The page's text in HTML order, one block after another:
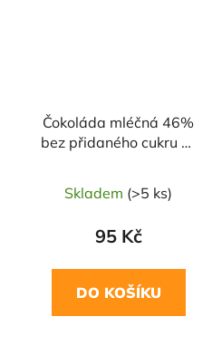
Čokoláda mléčná 46%
bez přidaného cukru se
Skladem (>5 ks)
95 Kč
DO KOŠÍKU